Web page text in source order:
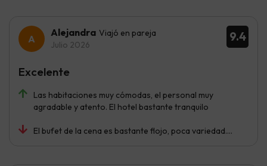
9.4
Alejandra Viajó en pareja
Julio 2026
Las habitaciones muy cómodas, el personal muy
agradable y atento. El hotel bastante tranquilo
El bufet de la cena es bastante flojo, poca variedad....
Excelente